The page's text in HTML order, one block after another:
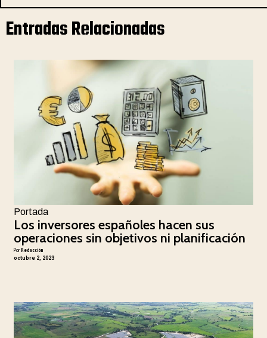
Entradas Relacionadas
Portada
Los inversores españoles hacen sus
operaciones sin objetivos ni planificación
PorRedacción
octubre 2, 2023